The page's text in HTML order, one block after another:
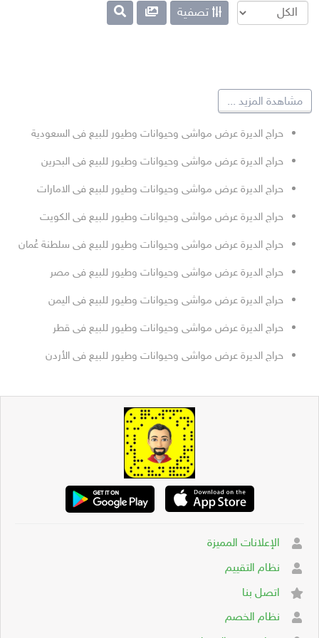
تصفية
مشاهدة المزيد ...
حراج الديرة عرض مواشى وحيوانات وطيور للبيع فى السعودية
حراج الديرة عرض مواشى وحيوانات وطيور للبيع فى البحرين
حراج الديرة عرض مواشى وحيوانات وطيور للبيع فى الامارات
حراج الديرة عرض مواشى وحيوانات وطيور للبيع فى الكويت
حراج الديرة عرض مواشى وحيوانات وطيور للبيع فى سلطنة عُمان
حراج الديرة عرض مواشى وحيوانات وطيور للبيع فى مصر
حراج الديرة عرض مواشى وحيوانات وطيور للبيع فى اليمن
حراج الديرة عرض مواشى وحيوانات وطيور للبيع فى قطر
حراج الديرة عرض مواشى وحيوانات وطيور للبيع فى الأردن
الإعلانات المميزة
نظام التقييم
اتصل بنا
نظام الخصم